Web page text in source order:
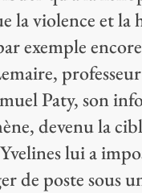
la violence et la
exemple
Paty, son
devenu la
lui a
de poste sous